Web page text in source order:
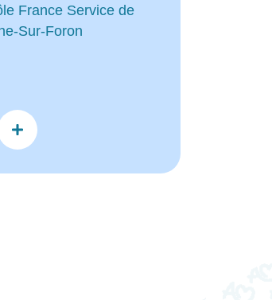
France Service de
Sur-Foron